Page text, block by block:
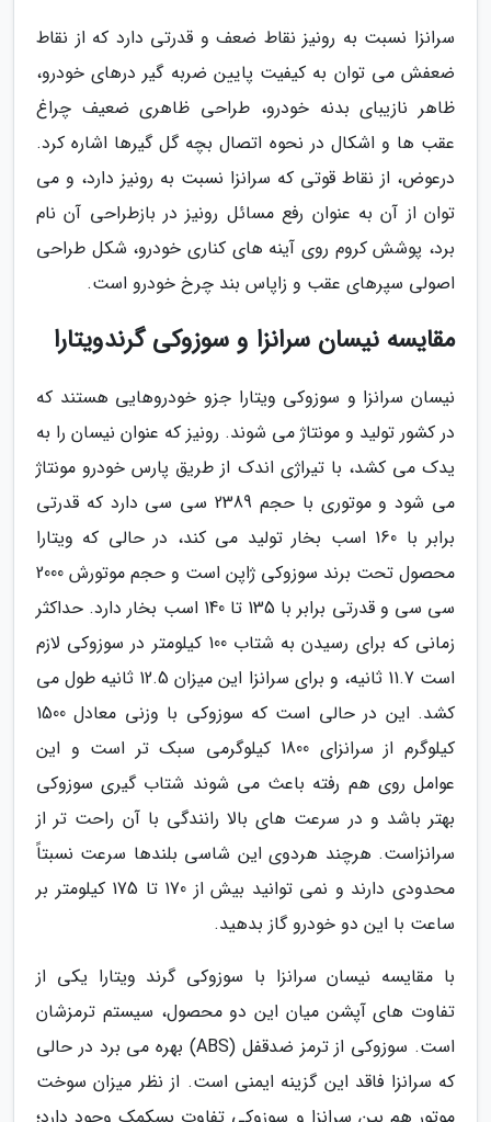
سرانزا نسبت به رونیز نقاط ضعف و قدرتی دارد که از نقاط
ضعفش می توان به کیفیت پایین ضربه گیر درهای خودرو،
ظاهر نازیبای بدنه خودرو، طراحی ظاهری ضعیف چراغ
عقب ها و اشکال در نحوه اتصال بچه گل گیرها اشاره کرد.
درعوض، از نقاط قوتی که سرانزا نسبت به رونیز دارد، و می
توان از آن به عنوان رفع مسائل رونیز در بازطراحی آن نام
برد، پوشش کروم روی آینه های کناری خودرو، شکل طراحی
اصولی سپرهای عقب و زاپاس بند چرخ خودرو است.
مقایسه نیسان سرانزا و سوزوکی گرندویتارا
نیسان سرانزا و سوزوکی ویتارا جزو خودروهایی هستند که
در کشور تولید و مونتاژ می شوند. رونیز که عنوان نیسان را به
یدک می کشد، با تیراژی اندک از طریق پارس خودرو مونتاژ
می شود و موتوری با حجم 2389 سی سی دارد که قدرتی
برابر با 160 اسب بخار تولید می کند، در حالی که ویتارا
محصول تحت برند سوزوکی ژاپن است و حجم موتورش 2000
سی سی و قدرتی برابر با 135 تا 140 اسب بخار دارد. حداکثر
زمانی که برای رسیدن به شتاب 100 کیلومتر در سوزوکی لازم
است 11.7 ثانیه، و برای سرانزا این میزان 12.5 ثانیه طول می
کشد. این در حالی است که سوزوکی با وزنی معادل 1500
کیلوگرم از سرانزای 1800 کیلوگرمی سبک تر است و این
عوامل روی هم رفته باعث می شوند شتاب گیری سوزوکی
بهتر باشد و در سرعت های بالا رانندگی با آن راحت تر از
سرانزاست. هرچند هردوی این شاسی بلندها سرعت نسبتاً
محدودی دارند و نمی توانید بیش از 170 تا 175 کیلومتر بر
ساعت با این دو خودرو گاز بدهید.
با مقایسه نیسان سرانزا با سوزوکی گرند ویتارا یکی از
تفاوت های آپشن میان این دو محصول، سیستم ترمزشان
است. سوزوکی از ترمز ضدقفل (ABS) بهره می برد در حالی
که سرانزا فاقد این گزینه ایمنی است. از نظر میزان سوخت